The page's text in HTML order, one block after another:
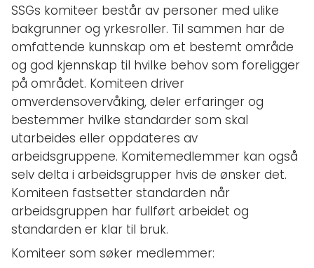
SSGs komiteer består av personer med ulike
bakgrunner og yrkesroller. Til sammen har de
omfattende kunnskap om et bestemt område
og god kjennskap til hvilke behov som foreligger
på området. Komiteen driver
omverdensovervåking, deler erfaringer og
bestemmer hvilke standarder som skal
utarbeides eller oppdateres av
arbeidsgruppene. Komitemedlemmer kan også
selv delta i arbeidsgrupper hvis de ønsker det.
Komiteen fastsetter standarden når
arbeidsgruppen har fullført arbeidet og
standarden er klar til bruk.
Komiteer som søker medlemmer: